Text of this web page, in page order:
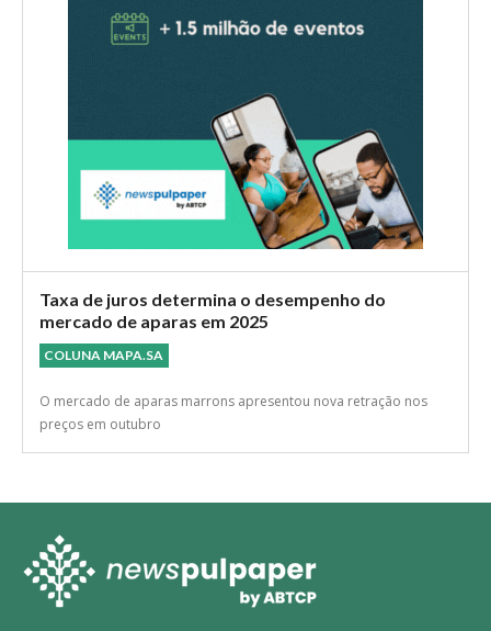
Taxa de juros determina o desempenho do
COLUNA MAPA.SA
O mercado de aparas marrons apresentou nova retração nos